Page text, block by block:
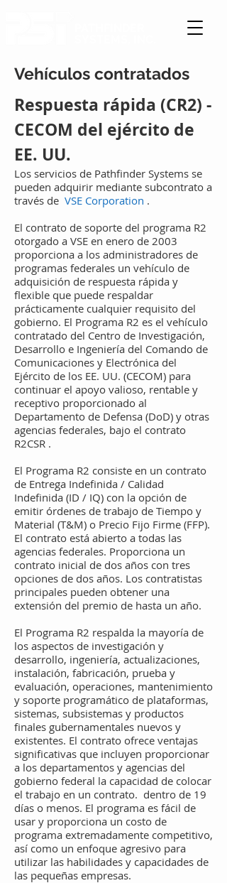
Vehículos contratados
Respuesta rápida (CR2) -
CECOM del ejército de
EE. UU.
Los servicios de Pathfinder Systems se
pueden adquirir mediante subcontrato a
través de VSE Corporation .
El contrato de soporte del programa R2
otorgado a VSE en enero de 2003
proporciona a los administradores de
programas federales un vehículo de
adquisición de respuesta rápida y
flexible que puede respaldar
prácticamente cualquier requisito del
gobierno. El Programa R2 es el vehículo
contratado del Centro de Investigación,
Desarrollo e Ingeniería del Comando de
Comunicaciones y Electrónica del
Ejército de los EE. UU. (CECOM) para
continuar el apoyo valioso, rentable y
receptivo proporcionado al
Departamento de Defensa (DoD) y otras
agencias federales, bajo el contrato
R2CSR .
El Programa R2 consiste en un contrato
de Entrega Indefinida / Calidad
Indefinida (ID / IQ) con la opción de
emitir órdenes de trabajo de Tiempo y
Material (T&M) o Precio Fijo Firme (FFP).
El contrato está abierto a todas las
agencias federales. Proporciona un
contrato inicial de dos años con tres
opciones de dos años. Los contratistas
principales pueden obtener una
extensión del premio de hasta un año.
El Programa R2 respalda la mayoría de
los aspectos de investigación y
desarrollo, ingeniería, actualizaciones,
instalación, fabricación, prueba y
evaluación, operaciones, mantenimiento
y soporte programático de plataformas,
sistemas, subsistemas y productos
finales gubernamentales nuevos y
existentes. El contrato ofrece ventajas
significativas que incluyen proporcionar
a los departamentos y agencias del
gobierno federal la capacidad de colocar
el trabajo en un contrato. dentro de 19
días o menos. El programa es fácil de
usar y proporciona un costo de
programa extremadamente competitivo,
así como un enfoque agresivo para
utilizar las habilidades y capacidades de
las pequeñas empresas.